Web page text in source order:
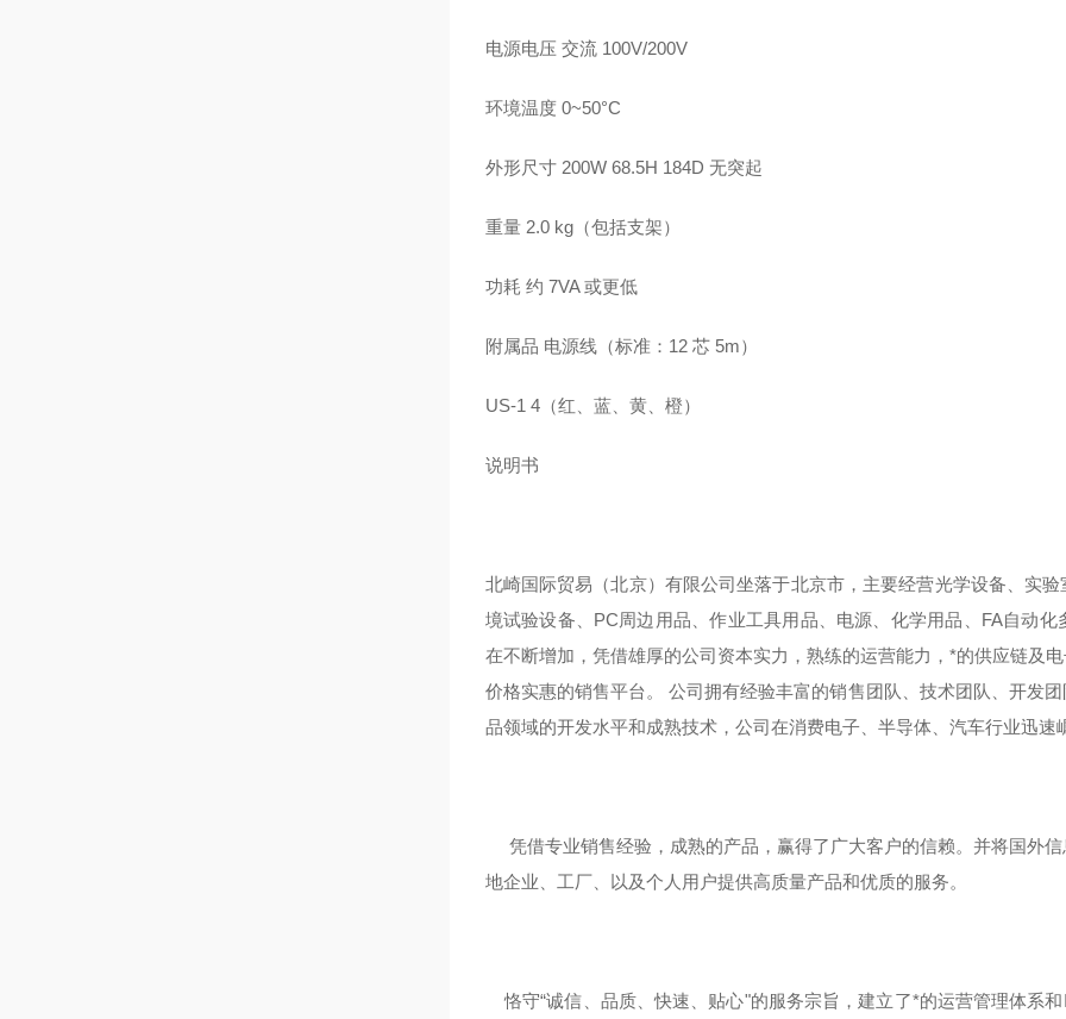
电源电压 交流 100V/200V
环境温度 0~50°C
外形尺寸 200W 68.5H 184D 无突起
重量 2.0 kg（包括支架）
功耗 约 7VA 或更低
附属品 电源线（标准：12 芯 5m）
US-1 4（红、蓝、黄、橙）
说明书
北崎国际贸易（北京）有限公司坐落于北京市，主要经营光学设备、实
境试验设备、PC周边用品、作业工具用品、电源、化学用品、FA自动
在不断增加，凭借雄厚的公司资本实力，熟练的运营能力，*的供应链及
价格实惠的销售平台。 公司拥有经验丰富的销售团队、技术团队、开发
品领域的开发水平和成熟技术，公司在消费电子、半导体、汽车行业迅速
凭借专业销售经验，成熟的产品，赢得了广大客户的信赖。并将国外
地企业、工厂、以及个人用户提供高质量产品和优质的服务。
恪守“诚信、品质、快速、贴心"的服务宗旨，建立了*的运营管理体系